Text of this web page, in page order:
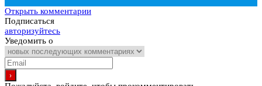
Открыть комментарии
Подписаться
авторизуйтесь
Уведомить о